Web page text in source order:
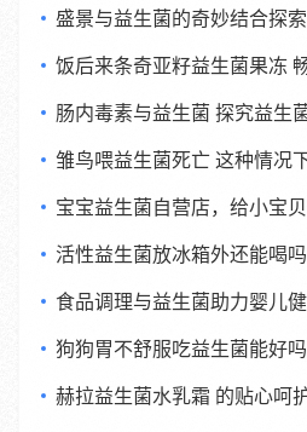
盛景与益生菌的奇妙结合探索健康新
饭后来条奇亚籽益生菌果冻 畅享美味与健康
肠内毒素与益生菌 探究益生菌对肠内毒素的作
雏鸟喂益生菌死亡 这种情况下雏鸟还
宝宝益生菌自营店，给小宝贝开启肠道新世界，舒适
活性益生菌放冰箱外还能喝吗？你可能
食品调理与益生菌助力婴儿健康成长的
狗狗胃不舒服吃益生菌能好吗
赫拉益生菌水乳霜 的贴心呵护带来焕新